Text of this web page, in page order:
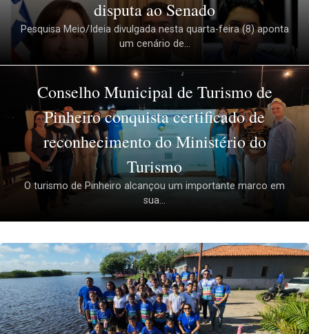
disputa ao Senado
Pesquisa Meio/Ideia divulgada nesta quarta-feira (8) aponta
um cenário de...
Conselho Municipal de Turismo de
Pinheiro conquista certificado de
reconhecimento do Ministério do
Turismo
O turismo de Pinheiro alcançou um importante marco em
sua...